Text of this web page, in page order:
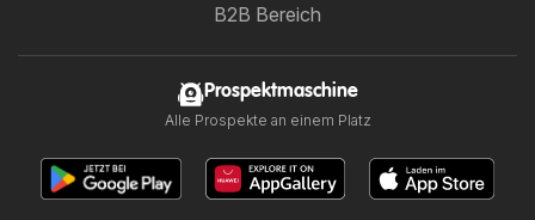
B2B Bereich
Prospektmaschine
Alle Prospekte an einem Platz